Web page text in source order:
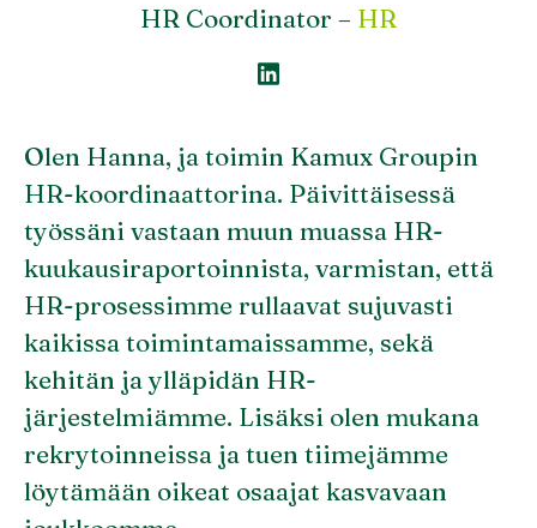
HR Coordinator – HR
Olen Hanna, ja toimin Kamux Groupin
HR-koordinaattorina. Päivittäisessä
työssäni vastaan muun muassa HR-
kuukausiraportoinnista, varmistan, että
HR-prosessimme rullaavat sujuvasti
kaikissa toimintamaissamme, sekä
kehitän ja ylläpidän HR-
järjestelmiämme. Lisäksi olen mukana
rekrytoinneissa ja tuen tiimejämme
löytämään oikeat osaajat kasvavaan